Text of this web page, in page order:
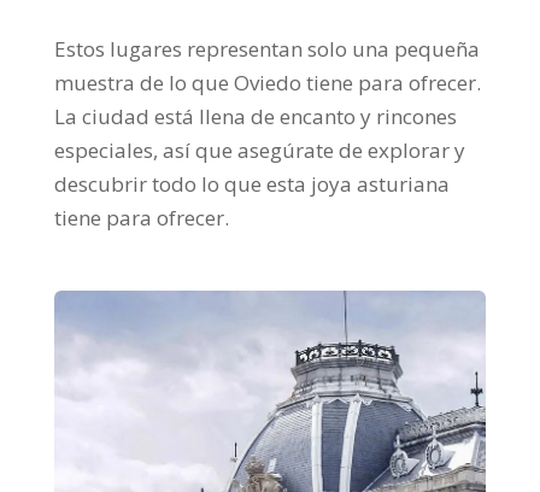
Estos lugares representan solo una pequeña
muestra de lo que Oviedo tiene para ofrecer.
La ciudad está llena de encanto y rincones
especiales, así que asegúrate de explorar y
descubrir todo lo que esta joya asturiana
tiene para ofrecer.